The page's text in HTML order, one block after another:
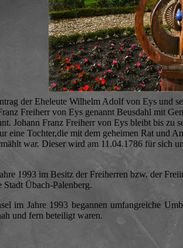
der Eheleute Wilhelm Adolf von Eys und
Freiherr von Eys genannt Beusdahl mit
Johann Franz Freiherr von Eys bleibt bis zu
eine Tochter,die mit dem geheimen Rat und
war. Dieser wird am 11.04.1786 für sich
1993 im Besitz der Freiherren bzw. der
Übach-Palenberg.
im Jahre 1993 begannen umfangreiche
und fern beteiligt waren.